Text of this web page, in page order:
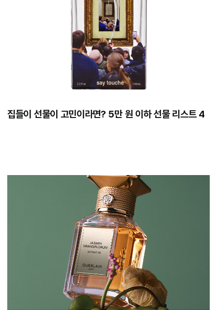
집들이 선물이 고민이라면? 5만 원 이하 선물 리스트 4